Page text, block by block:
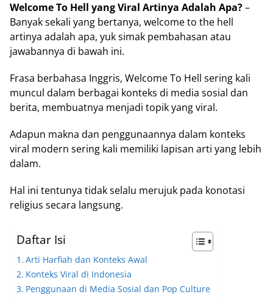
Welcome To Hell yang Viral Artinya Adalah Apa?–
Banyak sekali yang bertanya, welcome to the hell
artinya adalah apa, yuk simak pembahasan atau
jawabannya di bawah ini.
Frasa berbahasa Inggris, Welcome To Hell sering kali
muncul dalam berbagai konteks di media sosial dan
berita, membuatnya menjadi topik yang viral.
Adapun makna dan penggunaannya dalam konteks
viral modern sering kali memiliki lapisan arti yang lebih
dalam.
Hal ini tentunya tidak selalu merujuk pada konotasi
religius secara langsung.
Daftar Isi
Arti Harfiah dan Konteks Awal
Konteks Viral di Indonesia
Penggunaan di Media Sosial dan Pop Culture